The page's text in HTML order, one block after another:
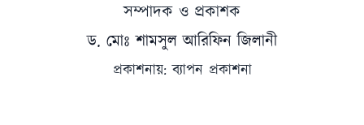
সম্পাদক ও প্রকাশক
ড. মোঃ শামসুল আরিফিন জিলানী
প্রকাশনায়: ব্যাপন প্রকাশনা